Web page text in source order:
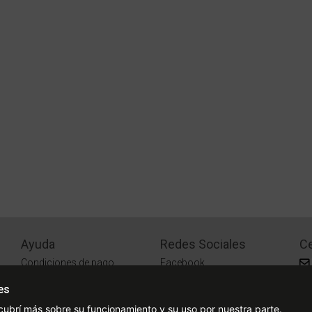
Ayuda
Condiciones de pago
¿Cómo comprar?
Redes Sociales
Facebook
más sobre su funcionamiento y su uso por nuestra parte.